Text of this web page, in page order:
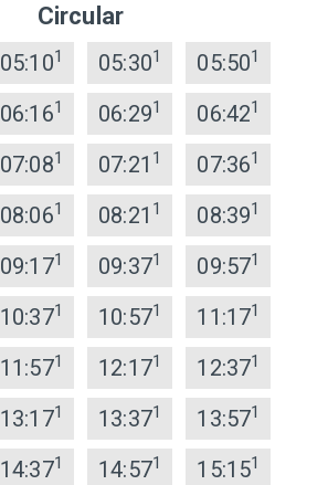
Circular
05:101 05:301 05:501
06:161 06:291 06:421
07:081 07:21 1 07:361
08:061 08:21 1 08:391
09:171 09:371 09:571
10:371 10:571 11:171
11:571 12:171 12:371
13:171 13:371 13:571
14:371 14:571 15:151